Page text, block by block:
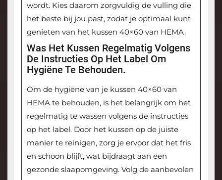
wordt. Kies daarom zorgvuldig de vulling die
het beste bij jou past, zodat je optimaal kunt
genieten van het kussen 40×60 van HEMA.
Was Het Kussen Regelmatig Volgens
De Instructies Op Het Label Om
Hygiëne Te Behouden.
Om de hygiëne van je kussen 40×60 van
HEMA te behouden, is het belangrijk om het
regelmatig te wassen volgens de instructies
op het label. Door het kussen op de juiste
manier te reinigen, zorg je ervoor dat het fris
en schoon blijft, wat bijdraagt aan een
gezonde slaapomgeving. Volg de aanbevolen